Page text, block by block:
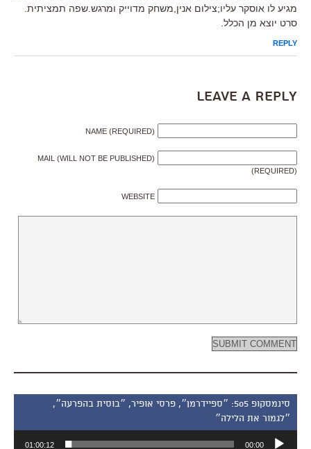
מגיע לו אוסקר עליו;צילום אנין,משחק מדוייק ומרגש.שפה תמציתית.
סרט יוצא מן הכלל.
REPLY
Leave a Reply
NAME (REQUIRED)
MAIL (WILL NOT BE PUBLISHED)
(REQUIRED)
WEBSITE
סינמסקופ 505: ״ספיידרמן״, פרסי אופיר, ״בוסית בהפרעה״,
״לגמור את הלילה״
00:00
01:00:12